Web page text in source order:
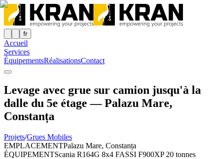
fr
Accueil
Services
ÉquipementsRéalisationsContact
Levage avec grue sur camion jusqu'à la
dalle du 5e étage — Palazu Mare,
Constanța
Projets/Grues Mobiles
EMPLACEMENTPalazu Mare, Constanța
ÉQUIPEMENTScania R164G 8x4 FASSI F900XP 20 tonnes